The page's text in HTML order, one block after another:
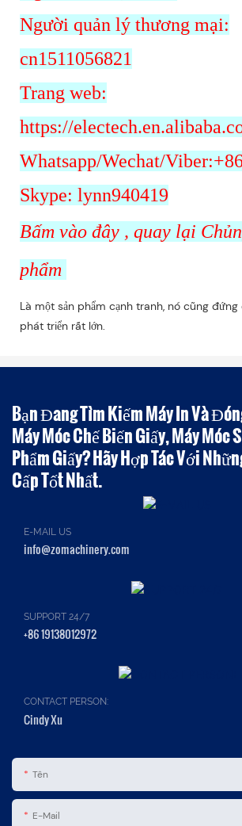
Người quản lý thương mại:
cn1511056821
Trang web:
https://
Whatsapp/Wechat/
Skype: lynn940419
Bấm vào đây , quay lại
phẩm
Là một sản phẩm cạnh tranh, nó cũng
phát triển rất lớn.
Bạn Đang Tìm Kiếm Máy In Và
Máy Móc Chế Biến Giấy, Máy Móc
Phẩm Giấy? Hãy Hợp Tác Với
Cấp Tốt Nhất.
E-MAIL US
info@zomachinery.com
SUPPORT 24/7
+86 19138012972
CONTACT PERSON:
Cindy Xu
Tên
E-Mail